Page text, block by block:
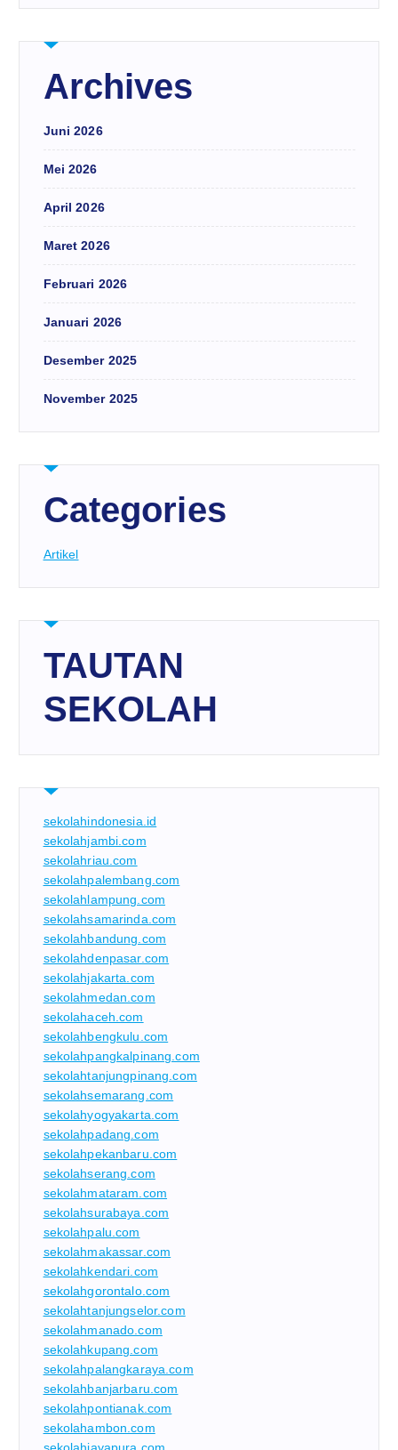
Archives
Juni 2026
Mei 2026
April 2026
Maret 2026
Februari 2026
Januari 2026
Desember 2025
November 2025
Categories
Artikel
TAUTAN
SEKOLAH
sekolahindonesia.id
sekolahjambi.com
sekolahriau.com
sekolahpalembang.com
sekolahlampung.com
sekolahsamarinda.com
sekolahbandung.com
sekolahdenpasar.com
sekolahjakarta.com
sekolahmedan.com
sekolahaceh.com
sekolahbengkulu.com
sekolahpangkalpinang.com
sekolahtanjungpinang.com
sekolahsemarang.com
sekolahyogyakarta.com
sekolahpadang.com
sekolahpekanbaru.com
sekolahserang.com
sekolahmataram.com
sekolahsurabaya.com
sekolahpalu.com
sekolahmakassar.com
sekolahkendari.com
sekolahgorontalo.com
sekolahtanjungselor.com
sekolahmanado.com
sekolahkupang.com
sekolahpalangkaraya.com
sekolahbanjarbaru.com
sekolahpontianak.com
sekolahambon.com